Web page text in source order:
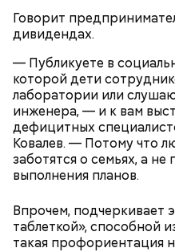
Говорит
дивидендах.
— Публикуете в
которой дети
лаборатории или
инженера, — и к вам
дефицитных
Ковалев. — Потому что
заботятся о семьях, а
выполнения планов.
Впрочем, подчеркивает
таблеткой», способной
такая профориентация
Затем в большой
кабачки, нарезанные на
добавить в емкость